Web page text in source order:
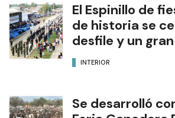
El Espinillo de
de historia se
desfile y un
INTERIOR
Se desarrolló